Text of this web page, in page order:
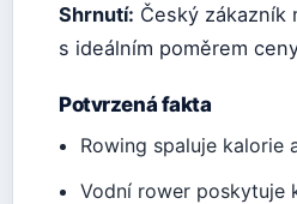
Shrnutí: Český zákazník
s ideálním poměrem
Potvrzená fakta
Rowing spaluje kalorie
Vodní rower poskytuje